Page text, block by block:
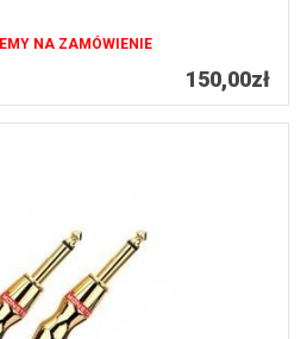
NA ZAMÓWIENIE
150,00zł